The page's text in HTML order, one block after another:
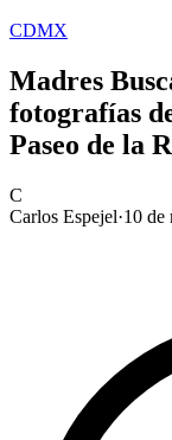
CDMX
Madres
fotografías
Paseo de la
C
Carlos Espejel·10 de